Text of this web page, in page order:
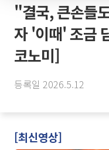
"결국, 큰손들
자 '이때' 조금
코노미]
등록일 2026.5.12
[최신영상]